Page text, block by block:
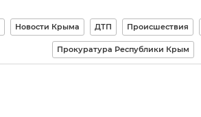
Новости Крыма ДТП Происшествия
Прокуратура Республики Крым